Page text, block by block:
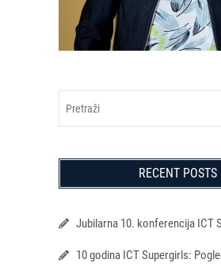
RECENT POSTS
Jubilarna 10. konferencija ICT
10 godina ICT Supergirls: